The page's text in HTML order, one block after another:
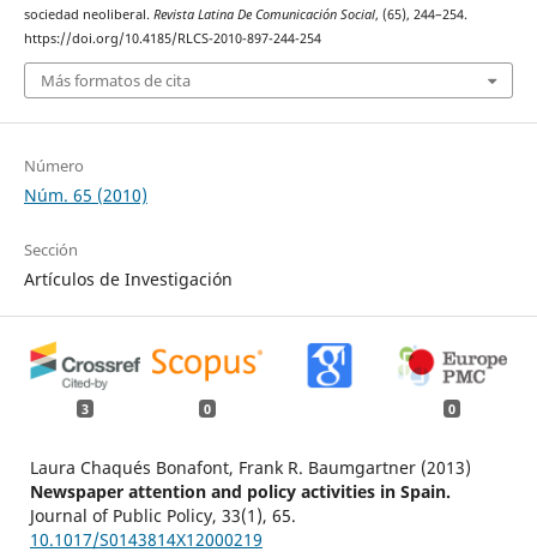
sociedad neoliberal. Revista Latina De Comunicación Social, (65), 244–254.
https://doi.org/10.4185/RLCS-2010-897-244-254
Más formatos de cita
Número
Núm. 65 (2010)
Sección
Artículos de Investigación
3 0 0
Laura Chaqués Bonafont, Frank R. Baumgartner (2013)
Newspaper attention and policy activities in Spain.
Journal of Public Policy, 33(1), 65.
10.1017/S0143814X12000219